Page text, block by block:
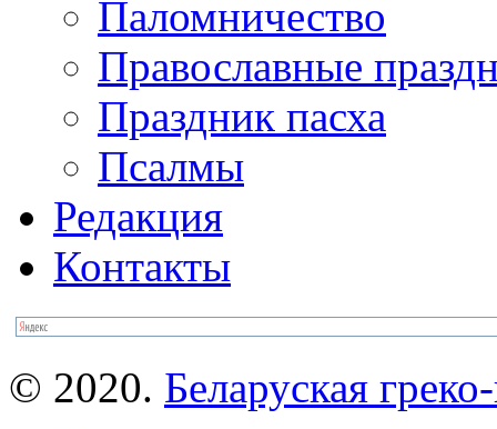
Паломничество
Православные
Праздник пасха
Псалмы
Редакция
Контакты
© 2020. Беларуская